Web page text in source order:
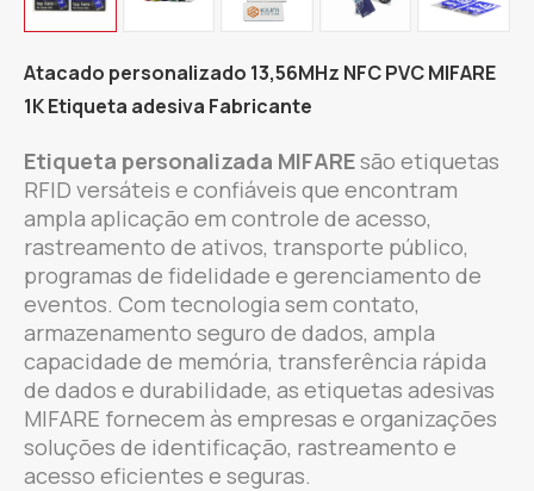
Atacado personalizado 13,56MHz NFC PVC MIFARE
1K Etiqueta adesiva Fabricante
Etiqueta personalizada MIFAREsão etiquetas
RFID versáteis e confiáveis que encontram
ampla aplicação em controle de acesso,
rastreamento de ativos, transporte público,
programas de fidelidade e gerenciamento de
eventos. Com tecnologia sem contato,
armazenamento seguro de dados, ampla
capacidade de memória, transferência rápida
de dados e durabilidade, as etiquetas adesivas
MIFARE fornecem às empresas e organizações
soluções de identificação, rastreamento e
acesso eficientes e seguras.